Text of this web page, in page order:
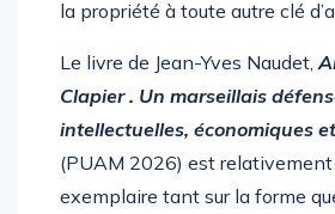
la propriété à toute autre clé
Le livre de Jean-Yves Naudet,
Clapier . Un marseillais
intellectuelles, économiques
(PUAM 2026) est relativement
exemplaire tant sur la forme